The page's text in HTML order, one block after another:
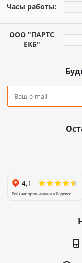
Часы работы:
ООО "ПАРТС
ЕКБ"